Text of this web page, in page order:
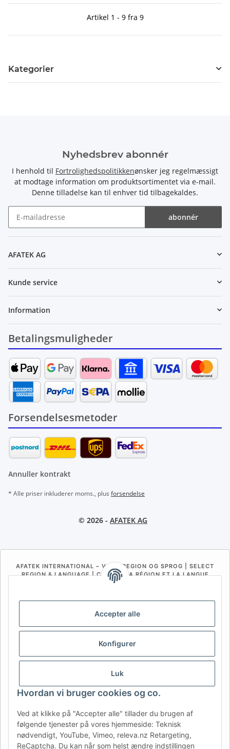
Accepter alle
Konfigurer
Luk
Hvordan vi bruger cookies og co.
Ved at klikke på "Accepter alle" tillader du brugen af
følgende tjenester på vores hjemmeside: Teknisk
nødvendigt, YouTube, Vimeo, releva.nz Retargeting,
ReCaptcha. Du kan når som helst ændre indstillingen
Artikel 1 - 9 fra 9
Kategorier
Nyhedsbrev abonnér
I henhold til Fortrolighedspolitikkenønsker jeg regelmæssigt
at modtage information om produktsortimentet via e-mail.
Denne tilladelse kan til enhver tid tilbagekaldes.
abonnér
AFATEK AG
Kunde service
Information
Betalingsmuligheder
Forsendelsesmetoder
Annuller kontrakt
* Alle priser inkluderer moms., plus forsendelse
© 2026 - AFATEK AG
AFATEK INTERNATIONAL – VÆLG REGION OG SPROG | SELECT
REGION & LANGUAGE | CHOISIR LA RÉGION ET LA LANGUE
BE (NL) BE (FR)
FR IT ES DK PL
USA
RO HR
AFATEK Danmark| Din specialist i reservedele til trailere
Teknisk rådgivning: moc.ketafa@ofni| Moms-ID (DE):
DE354251646